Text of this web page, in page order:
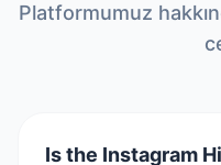
Platformumuz
Is the Instagram